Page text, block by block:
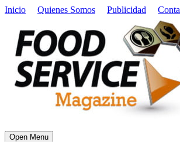
Inicio Quienes Somos Publicidad
Open Menu